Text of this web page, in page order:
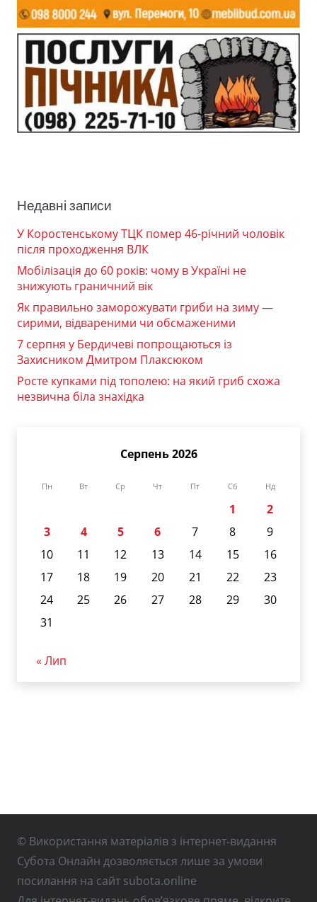
Недавні записи
У Коростенському ТЦК помер 46-річний чоловік
після проходження ВЛК
Мобілізація до 60 років: чому в Україні не
знижують граничний вік
Як правильно заморожувати гриби на зиму —
сирими, відвареними чи обсмаженими
7 серпня у Бердичеві попрощаються із
Захисником Дмитром Плаксюком
Росте купками під тополею: на який гриб схожа
незвична біла знахідка
Серпень 2026
Пн Вт Ср Чт Пт Сб Нд
1
2
3
4 5 6 7 8
9
10
11 12 13 14 15
16
17
18 19 20 21 22
23
24
25 26 27 28 29
30
31
« Лип
© Використання матеріалів з інтернет-видання
Субота Онлайн дозволяється лише за умови
посилання на сайт subota.online